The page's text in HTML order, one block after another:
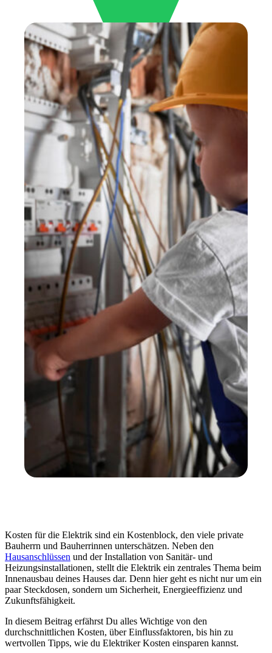
Kosten für die Elektrik sind ein Kostenblock, den viele private
Bauherrn und Bauherrinnen unterschätzen. Neben den
Hausanschlüssen und der Installation von Sanitär- und
Heizungsinstallationen, stellt die Elektrik ein zentrales Thema beim
Innenausbau deines Hauses dar. Denn hier geht es nicht nur um ein
paar Steckdosen, sondern um Sicherheit, Energieeffizienz und
Zukunftsfähigkeit.
In diesem Beitrag erfährst Du alles Wichtige von den
durchschnittlichen Kosten, über Einflussfaktoren, bis hin zu
wertvollen Tipps, wie du Elektriker Kosten einsparen kannst.